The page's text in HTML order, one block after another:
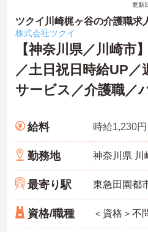
更新
ツクイ川崎梶ヶ谷の介護職求
株式会社ツクイ
【神奈川県／川崎市
／土日祝日時給UP／
サービス／介護職／
給料 時給1,230
勤務地
最寄り駅
資格/職種